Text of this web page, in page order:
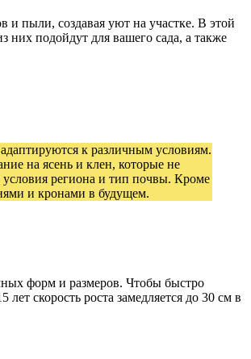
пыли, создавая уют на участке. В этой
них подойдут для вашего сада, а также
к различным условиям.
на ясень и клен, которые не
условия региона и тип почвы. Кроме
и кронами в будущем.
форм и размеров. Чтобы быстро
скорость роста замедляется до 30 см в